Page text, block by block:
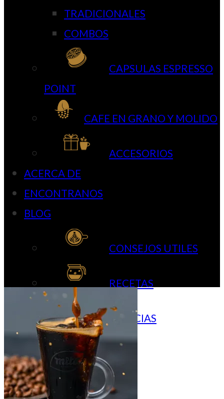
TRADICIONALES
COMBOS
CAPSULAS ESPRESSO
POINT
CAFE EN GRANO Y MOLIDO
ACCESORIOS
ACERCA DE
ENCONTRANOS
BLOG
CONSEJOS UTILES
RECETAS
NOTICIAS
CONTACTO
CUENTA
$0,00